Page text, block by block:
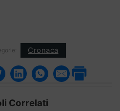
Cronaca
Correlati